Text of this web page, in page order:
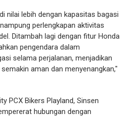
nilai lebih dengan kapasitas bagasi
perlengkapan aktivitas
Ditambah lagi dengan fitur Honda
pengendara dalam
selama perjalanan, menjadikan
aman dan menyenangkan,"
PCX Bikers Playland, Sinsen
hubungan dengan